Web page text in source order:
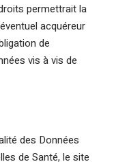
permettrait la
acquéreur
de
vis à vis de
des Données
de Santé, le site